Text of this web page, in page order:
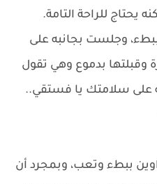
يحتاج للراحة التامة.
ببطء، وجلست بجانبه على
وقبلتها بدموع وهي تقول
على سلامتك يا فستقي..
ببطء وتعب، وبمجرد أن